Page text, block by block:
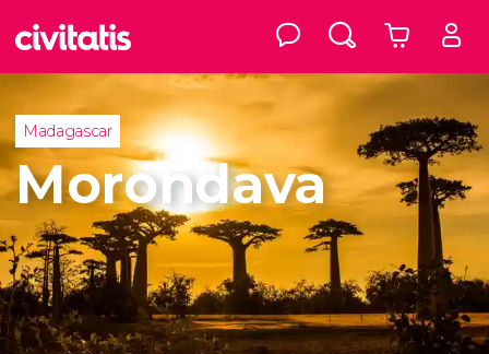
Madagascar
Morondava